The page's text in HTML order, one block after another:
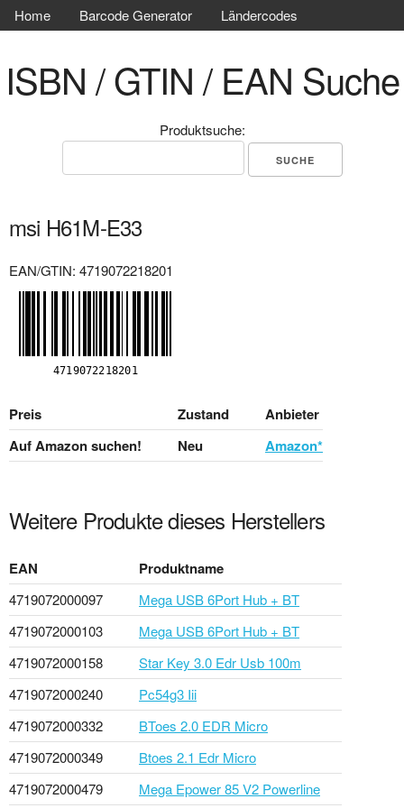
Home Barcode Generator Ländercodes
ISBN / GTIN / EAN Suche
Produktsuche:
msi H61M-E33
EAN/GTIN: 4719072218201
Preis Zustand
Anbieter
Auf Amazon suchen!
Neu Amazon*
Weitere Produkte dieses Herstellers
EAN Produktname
4719072000097
Mega USB 6Port Hub + BT
4719072000103
Mega USB 6Port Hub + BT
4719072000158
Star Key 3.0 Edr Usb 100m
4719072000240
Pc54g3 Iii
4719072000332
BToes 2.0 EDR Micro
4719072000349
Btoes 2.1 Edr Micro
4719072000479
Mega Epower 85 V2 Powerline